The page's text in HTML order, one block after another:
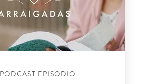
PODCAST EPISODIO